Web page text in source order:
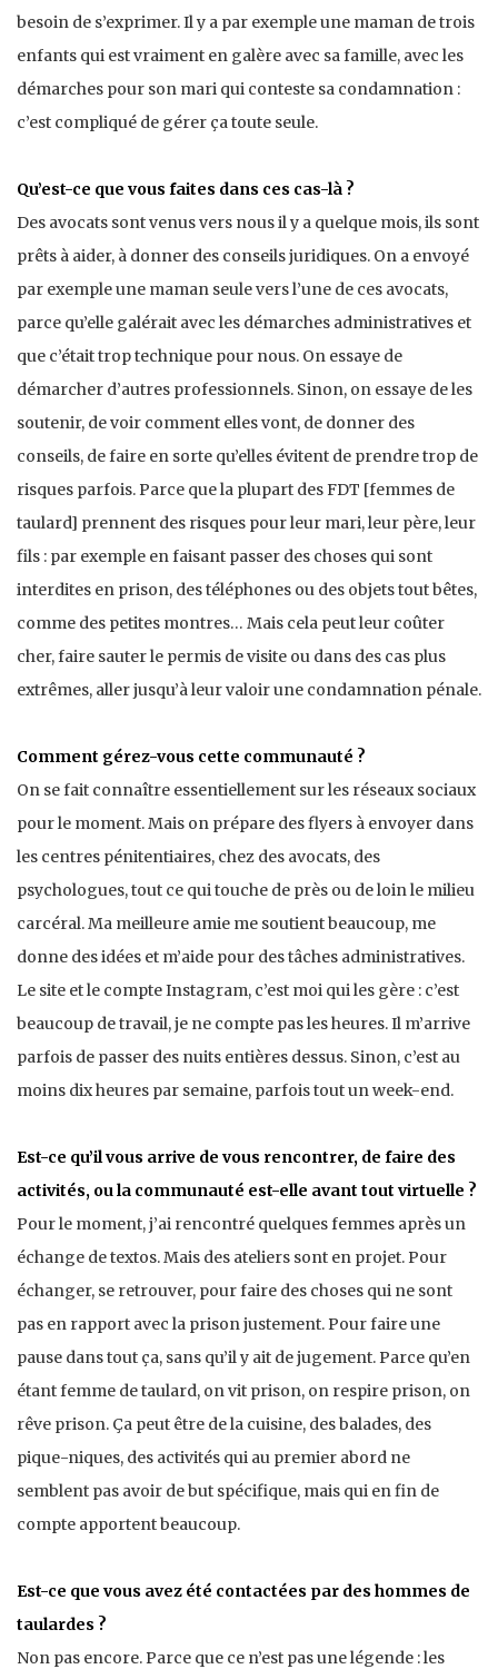
besoin de s’exprimer. Il y a par exemple une maman de trois
enfants qui est vraiment en galère avec sa famille, avec les
démarches pour son mari qui conteste sa condamnation :
c’est compliqué de gérer ça toute seule.
Qu’est-ce que vous faites dans ces cas-là ?
Des avocats sont venus vers nous il y a quelque mois, ils sont
prêts à aider, à donner des conseils juridiques. On a envoyé
par exemple une maman seule vers l’une de ces avocats,
parce qu’elle galérait avec les démarches administratives et
que c’était trop technique pour nous. On essaye de
démarcher d’autres professionnels. Sinon, on essaye de les
soutenir, de voir comment elles vont, de donner des
conseils, de faire en sorte qu’elles évitent de prendre trop de
risques parfois. Parce que la plupart des FDT [femmes de
taulard] prennent des risques pour leur mari, leur père, leur
fils : par exemple en faisant passer des choses qui sont
interdites en prison, des téléphones ou des objets tout bêtes,
comme des petites montres… Mais cela peut leur coûter
cher, faire sauter le permis de visite ou dans des cas plus
extrêmes, aller jusqu’à leur valoir une condamnation pénale.
Comment gérez-vous cette communauté ?
On se fait connaître essentiellement sur les réseaux sociaux
pour le moment. Mais on prépare des flyers à envoyer dans
les centres pénitentiaires, chez des avocats, des
psychologues, tout ce qui touche de près ou de loin le milieu
carcéral. Ma meilleure amie me soutient beaucoup, me
donne des idées et m’aide pour des tâches administratives.
Le site et le compte Instagram, c’est moi qui les gère : c’est
beaucoup de travail, je ne compte pas les heures. Il m’arrive
parfois de passer des nuits entières dessus. Sinon, c’est au
moins dix heures par semaine, parfois tout un week-end.
Est-ce qu’il vous arrive de vous rencontrer, de faire des
activités, ou la communauté est-elle avant tout virtuelle ?
Pour le moment, j’ai rencontré quelques femmes après un
échange de textos. Mais des ateliers sont en projet. Pour
échanger, se retrouver, pour faire des choses qui ne sont
pas en rapport avec la prison justement. Pour faire une
pause dans tout ça, sans qu’il y ait de jugement. Parce qu’en
étant femme de taulard, on vit prison, on respire prison, on
rêve prison. Ça peut être de la cuisine, des balades, des
pique-niques, des activités qui au premier abord ne
semblent pas avoir de but spécifique, mais qui en fin de
compte apportent beaucoup.
Est-ce que vous avez été contactées par des hommes de
taulardes ?
Non pas encore. Parce que ce n’est pas une légende : les